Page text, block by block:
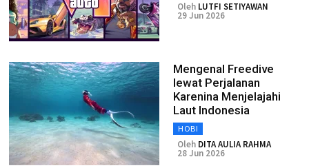
Oleh LUTFI SETIYAWAN
29 Jun 2026
Mengenal Freedive
lewat Perjalanan
Karenina Menjelajahi
Laut Indonesia
HOBI
Oleh DITA AULIA RAHMA
28 Jun 2026